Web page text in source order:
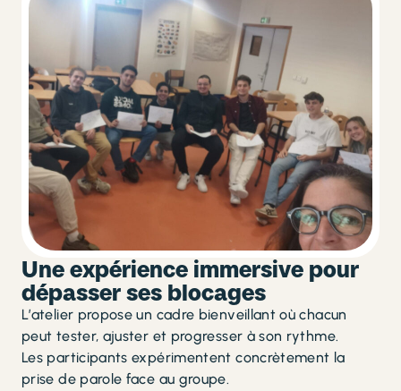
Une expérience immersive pour
dépasser ses blocages
L’atelier propose un cadre bienveillant où chacun
peut tester, ajuster et progresser à son rythme.
Les participants expérimentent concrètement la
prise de parole face au groupe.